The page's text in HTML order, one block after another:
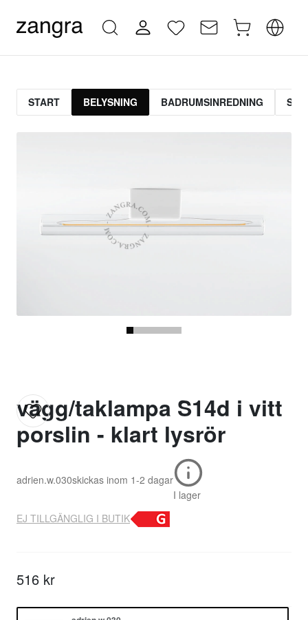
START BELYSNING BADRUMSINREDNING
vägg/taklampa S14d i vitt
porslin - klart lysrör
adrien.w.030skickas inom 1-2 dagar
I lager
EJ TILLGÄNGLIG I BUTIK
516 kr